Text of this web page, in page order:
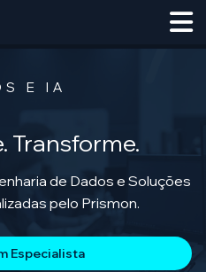
E IA
Transforme.
de Dados e Soluções
pelo Prismon.
Especialista